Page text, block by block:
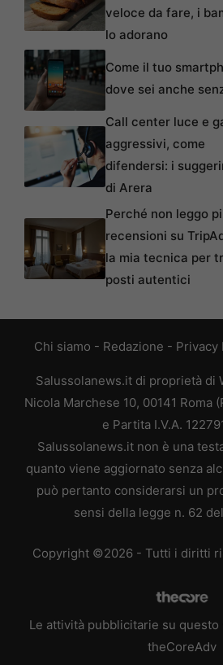
veloce da fare, i
lo adorano
Come il tuo
dove sei anche
Call center luce e
aggressivi, come
difendersi: i
di Arera
Perché non leggo
recensioni su
la mia tecnica per
posti autentici
Chi siamo - Redazione - Privacy
Salussolanews.it di proprietà di
Nicola Marchese 10, 00141 Roma
e Partita I.V.A.
Salussolanews.it non è una
quanto viene aggiornato senza
può pertanto considerarsi un
sensi della legge n. 62
Copyright ©2026 - Tutti i diritti
Le attività pubblicitarie su
theCoreAdv